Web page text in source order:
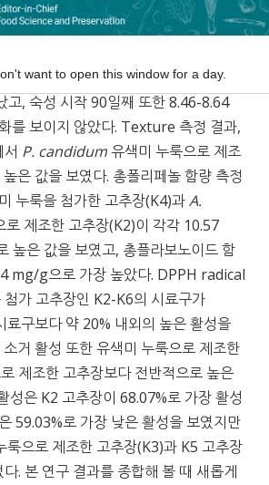
쌀누룩으로 담금한 고추장(KI)보다 유
고추장 5종(K2-K6)이 모두 높게 나타
총 세균수는 제조 직후에는 8.08-8.89
, 숙성 시작 90일째 또한 8.46-8.64
를 보이지 않았다. Texture 측정 결과,
P. candidum 유색미 누룩으로 제조
은 값을 보였다. 총폴리페놀 함량 측정
누룩을 첨가한 고추장(K4)과A.
제조한 고추장(K2)이 각각 10.57
은 값을 보였고, 총플라보노이드 함
mg/g으로 가장 높았다. DPPH radical
가 고추장인 K2-K6의 시료구가
구보다 약 20% 내외의 높은 활성을
거 활성 또한 유색미 누룩으로 제조한
제조한 고추장보다 전반적으로 높은
성은 K2 고추장이 68.07%로 가장 활성
59.03%로 가장 낮은 활성을 보였지만
룩으로 제조한 고추장(K3)과 K5 고추장
. 본 연구 결과를 종합해 볼 때 새롭게
want to open this window for a day.